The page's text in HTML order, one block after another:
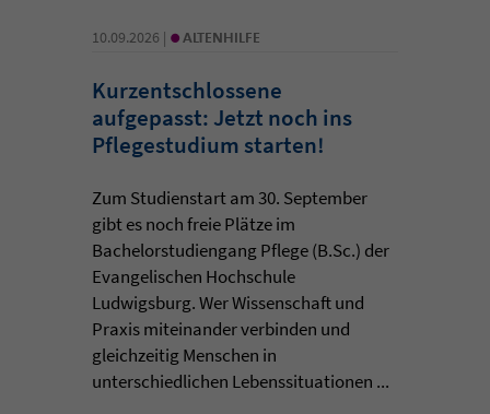
10.09.2026 | • ALTENHILFE
Kurzentschlossene
aufgepasst: Jetzt noch ins
Pflegestudium starten!
Zum Studienstart am 30. September
gibt es noch freie Plätze im
Bachelorstudiengang Pflege (B.Sc.) der
Evangelischen Hochschule
Ludwigsburg. Wer Wissenschaft und
Praxis miteinander verbinden und
gleichzeitig Menschen in
unterschiedlichen Lebenssituationen ...